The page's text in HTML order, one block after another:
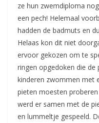
ze hun zwemdiploma
een pech! Helemaal
hadden de badmuts en
Helaas kon dit niet
ervoor gekozen om te
ringen opgedoken die
kinderen zwommen met
pieten moesten
werd er samen met de
en lummeltje gespeeld.